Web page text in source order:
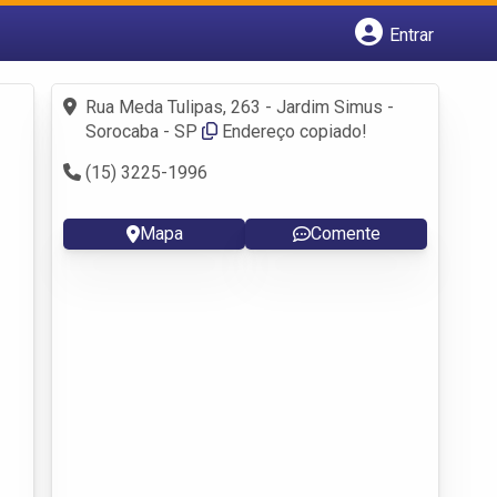
Entrar
Fazer login
Criar conta
Rua Meda Tulipas, 263 - Jardim Simus -
Sorocaba - SP
Endereço copiado!
(15) 3225-1996
Mapa Comente